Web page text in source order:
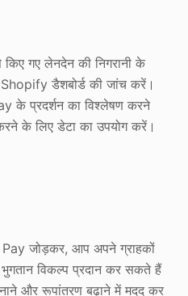
गए लेनदेन की निगरानी के
डैशबोर्ड की जांच करें।
के प्रदर्शन का विश्लेषण करने
के लिए डेटा का उपयोग करें।
जोड़कर, आप अपने ग्राहकों
विकल्प प्रदान कर सकते हैं
और रूपांतरण बढ़ाने में मदद कर